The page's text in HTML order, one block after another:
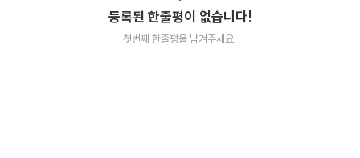
등록된 한줄평이 없습니다!
첫번째 한줄평을 남겨주세요.